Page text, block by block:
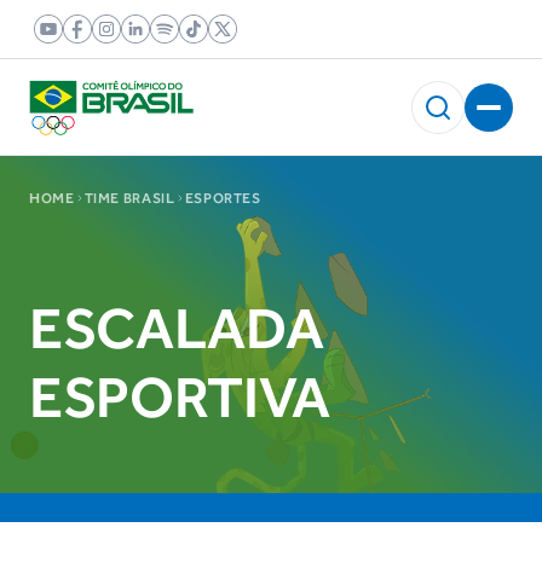
HOME TIME BRASIL ESPORTES
ESCALADA
ESPORTIVA